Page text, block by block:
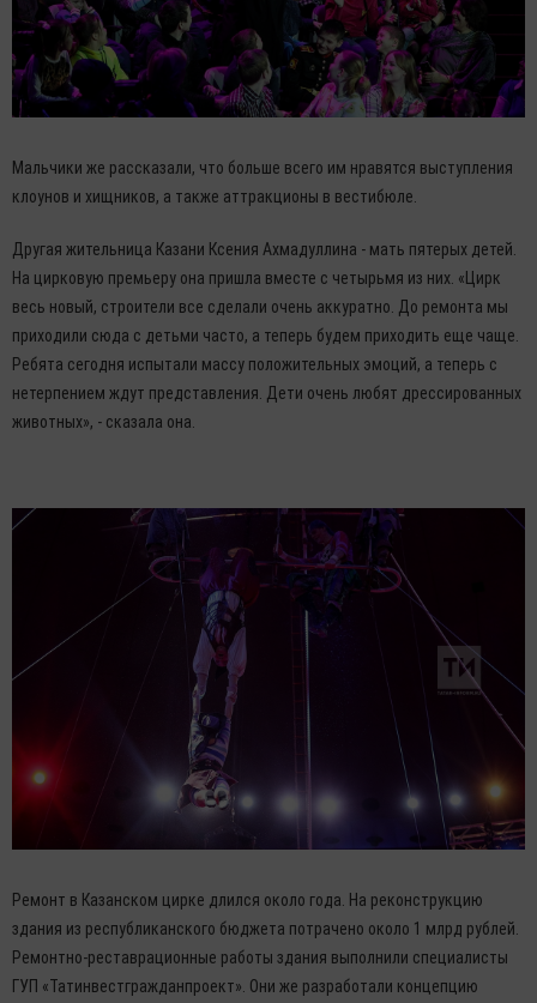
Мальчики же рассказали, что больше всего им нравятся выступления
клоунов и хищников, а также аттракционы в вестибюле.
Другая жительница Казани Ксения Ахмадуллина - мать пятерых детей.
На цирковую премьеру она пришла вместе с четырьмя из них. «Цирк
весь новый, строители все сделали очень аккуратно. До ремонта мы
приходили сюда с детьми часто, а теперь будем приходить еще чаще.
Ребята сегодня испытали массу положительных эмоций, а теперь с
нетерпением ждут представления. Дети очень любят дрессированных
животных», - сказала она.
Ремонт в Казанском цирке длился около года. На реконструкцию
здания из республиканского бюджета потрачено около 1 млрд рублей.
Ремонтно-реставрационные работы здания выполнили специалисты
ГУП «Татинвестгражданпроект». Они же разработали концепцию